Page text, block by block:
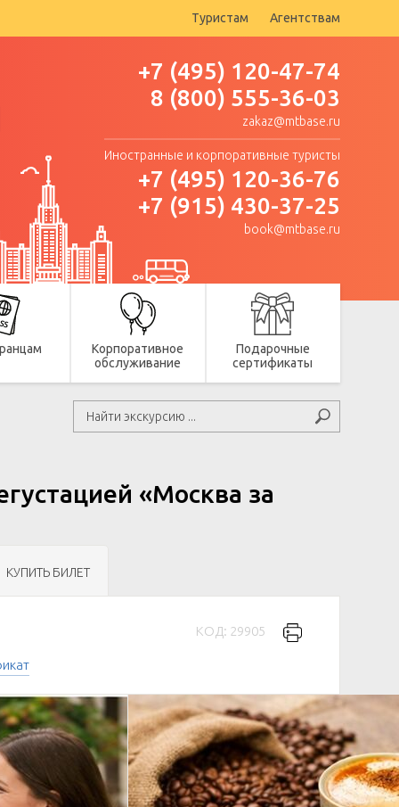
Туристам Агентствам
+7 (495) 120-47-74
8 (800) 555-36-03
zakaz@mtbase.ru
Иностранные и корпоративные туристы
+7 (495) 120-36-76
+7 (915) 430-37-25
book@mtbase.ru
Корпоративное
обслуживание
Подарочные
сертификаты
«Москва за
КУПИТЬ БИЛЕТ
КОД: 29905